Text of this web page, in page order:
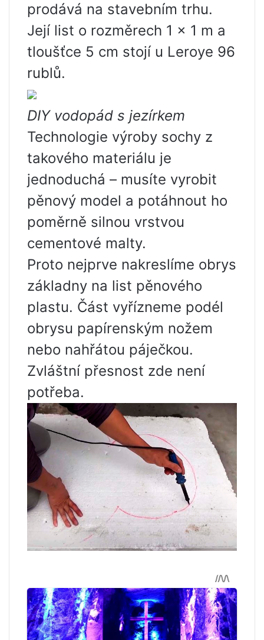
prodává na stavebním trhu.
Její list o rozměrech 1 × 1 m a
tloušťce 5 cm stojí u Leroye 96
rublů.
DIY vodopád s jezírkem
Technologie výroby sochy z
takového materiálu je
jednoduchá – musíte vyrobit
pěnový model a potáhnout ho
poměrně silnou vrstvou
cementové malty.
Proto nejprve nakreslíme obrys
základny na list pěnového
plastu. Část vyřízneme podél
obrysu papírenským nožem
nebo nahřátou páječkou.
Zvláštní přesnost zde není
potřeba.